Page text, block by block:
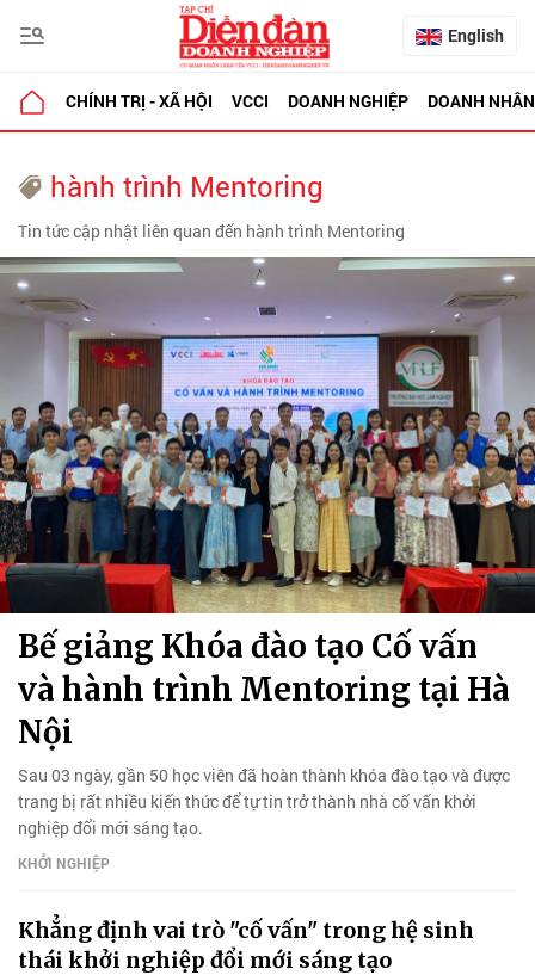
English
CHÍNH TRỊ - XÃ HỘI VCCI DOANH NGHIỆP DOANH NHÂN
hành trình Mentoring
Tin tức cập nhật liên quan đến hành trình Mentoring
Bế giảng Khóa đào tạo Cố vấn
và hành trình Mentoring tại Hà
Nội
Sau 03 ngày, gần 50 học viên đã hoàn thành khóa đào tạo và được
trang bị rất nhiều kiến thức để tự tin trở thành nhà cố vấn khởi
nghiệp đổi mới sáng tạo.
KHỞI NGHIỆP
Khẳng định vai trò "cố vấn" trong hệ sinh
thái khởi nghiệp đổi mới sáng tạo